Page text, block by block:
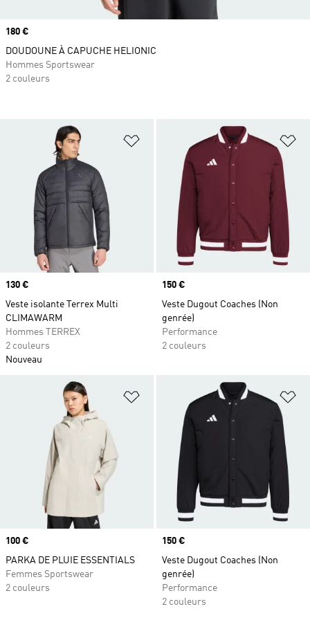
Ajouter à la Liste de produits
Prix
130 €
Veste isolante Terrex Multi
CLIMAWARM
Hommes TERREX
2 couleurs
Nouveau
Prix
150 €
Veste Dugout Coaches (Non
genrée)
Performance
2 couleurs
Ajouter à la Liste de produits
Prix
100 €
PARKA DE PLUIE ESSENTIALS
Femmes Sportswear
2 couleurs
Prix
150 €
Veste Dugout Coaches (Non
genrée)
Performance
2 couleurs
Prix
180 €
DOUDOUNE À CAPUCHE HELIONIC
Hommes Sportswear
2 couleurs